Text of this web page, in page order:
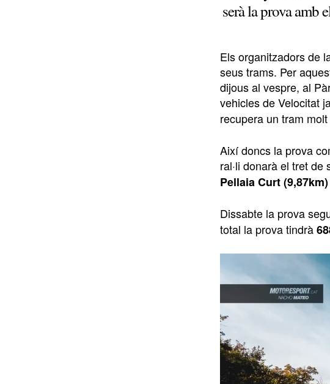
serà la prova amb
Els organitzadors de
seus trams. Per
dijous al vespre, al
vehicles de Velocitat
recupera un tram
Així doncs la prova
ral·li donarà el tret
Pellaia Curt
Dissabte la prova
total la prova tindrà